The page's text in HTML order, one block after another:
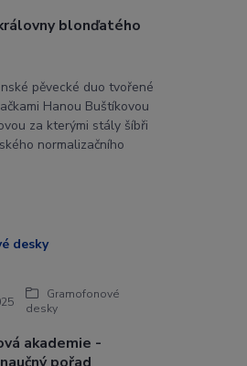
blonďatého
pěvecké duo tvořené
Hanou Buštíkovou
za kterými stály šíbři
normalizačního
akademie -
Gramofonové
desky